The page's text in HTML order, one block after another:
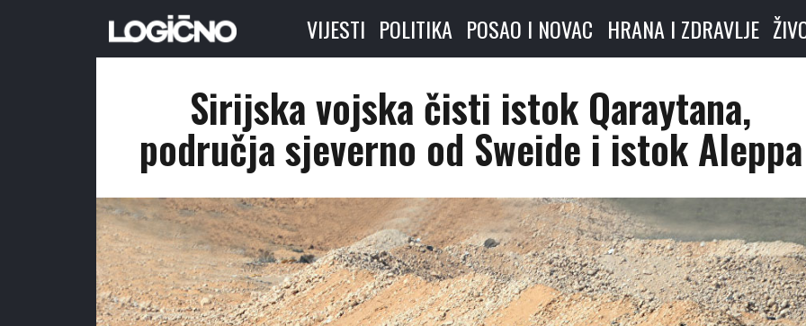
VIJESTI POLITIKA POSAO I NOVAC HRANA I ZDRAVLJE
Sirijska vojska čisti istok Qaraytana,
područja sjeverno od Sweide i istok Aleppa